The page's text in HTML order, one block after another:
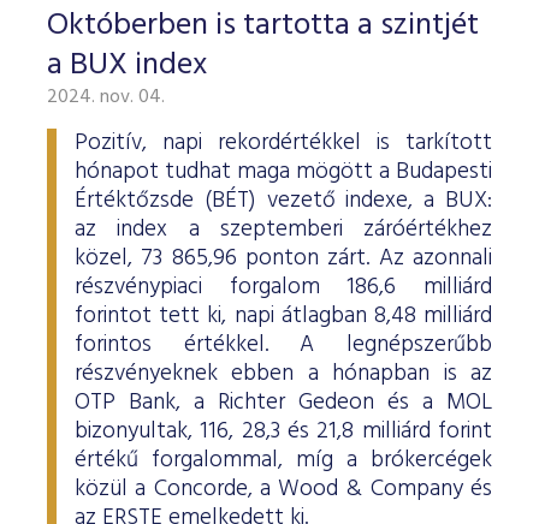
Októberben is tartotta a szintjét
a BUX index
2024. nov. 04.
Pozitív, napi rekordértékkel is tarkított
hónapot tudhat maga mögött a Budapesti
Értéktőzsde (BÉT) vezető indexe, a BUX:
az index a szeptemberi záróértékhez
közel, 73 865,96 ponton zárt. Az azonnali
részvénypiaci forgalom 186,6 milliárd
forintot tett ki, napi átlagban 8,48 milliárd
forintos értékkel. A legnépszerűbb
részvényeknek ebben a hónapban is az
OTP Bank, a Richter Gedeon és a MOL
bizonyultak, 116, 28,3 és 21,8 milliárd forint
értékű forgalommal, míg a brókercégek
közül a Concorde, a Wood & Company és